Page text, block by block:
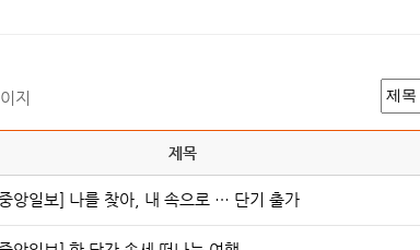
지
제목
앙일보] 나를 찾아, 내 속으로 … 단기 출가